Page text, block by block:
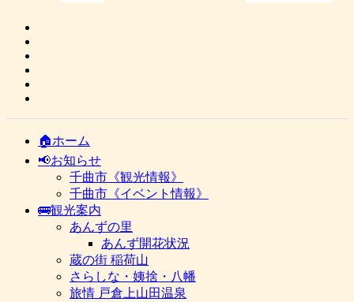
🏠ホーム
📢お知らせ
千曲市《観光情報》
千曲市《イベント情報》
🚌観光案内
あんずの里
あんず開花状況
蔵の街 稲荷山
さらしな・姨捨・八幡
旅情 戸倉上山田温泉